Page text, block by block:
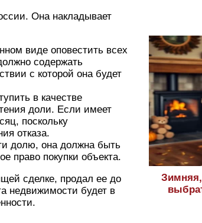
Она накладывает
виде оповестить всех
содержать
с которой она будет
в качестве
доли. Если имеет
поскольку
отказа.
долю, она должна быть
право покупки объекта.
сделке, продал ее до
недвижимости будет в
Зимняя,